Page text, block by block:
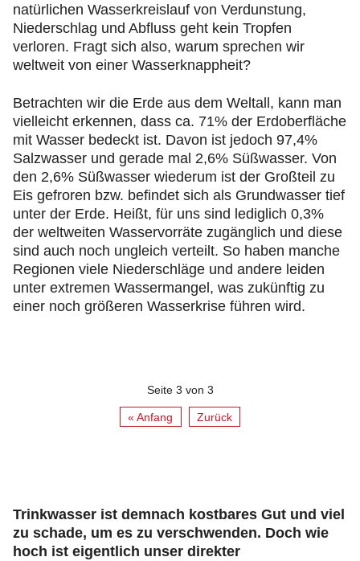
natürlichen Wasserkreislauf von Verdunstung,
Niederschlag und Abfluss geht kein Tropfen
verloren. Fragt sich also, warum sprechen wir
weltweit von einer Wasserknappheit?
Betrachten wir die Erde aus dem Weltall, kann man
vielleicht erkennen, dass ca. 71% der Erdoberfläche
mit Wasser bedeckt ist. Davon ist jedoch 97,4%
Salzwasser und gerade mal 2,6% Süßwasser. Von
den 2,6% Süßwasser wiederum ist der Großteil zu
Eis gefroren bzw. befindet sich als Grundwasser tief
unter der Erde. Heißt, für uns sind lediglich 0,3%
der weltweiten Wasservorräte zugänglich und diese
sind auch noch ungleich verteilt. So haben manche
Regionen viele Niederschläge und andere leiden
unter extremen Wassermangel, was zukünftig zu
einer noch größeren Wasserkrise führen wird.
Seite 3 von 3
« Anfang Zurück
Trinkwasser ist demnach kostbares Gut und viel
zu schade, um es zu verschwenden. Doch wie
hoch ist eigentlich unser direkter